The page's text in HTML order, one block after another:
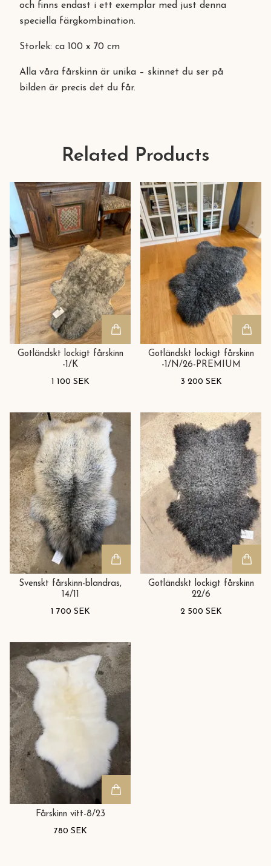
och finns endast i ett exemplar med just denna
speciella färgkombination.
Storlek: ca 100 x 70 cm
Alla våra fårskinn är unika – skinnet du ser på
bilden är precis det du får.
Related Products
Gotländskt lockigt fårskinn
-1/K
1 100 SEK
Gotländskt lockigt fårskinn
-1/N/26-PREMIUM
3 200 SEK
Svenskt fårskinn-blandras,
14/11
1 700 SEK
Gotländskt lockigt fårskinn
22/6
2 500 SEK
Fårskinn vitt-8/23
780 SEK